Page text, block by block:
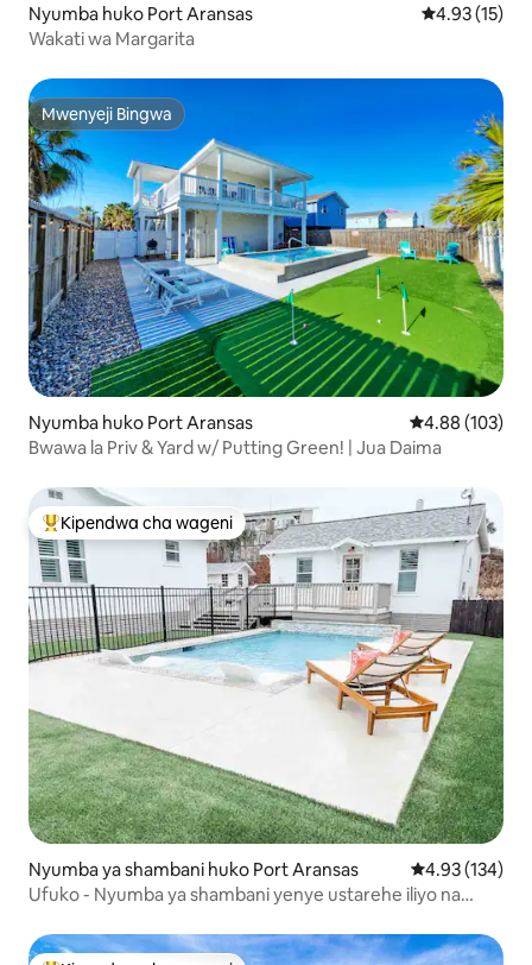
Nyumba huko Port Aransas Ukadiriaji wa
4.93 (15)
Wakati wa Margarita
Mwenyeji Bingwa
Mwenyeji Bingwa
Nyumba huko Port Aransas Ukadiriaji wa
4.88 (103)
Bwawa la Priv & Yard w/ Putting Green! | Jua Daima
Kipendwa maarufu cha wageni
Kipendwa cha wageni
Nyumba ya shambani huko Port Aransas Ukadiriaji wa
4.93 (134)
Ufuko - Nyumba ya shambani yenye ustarehe iliyo na